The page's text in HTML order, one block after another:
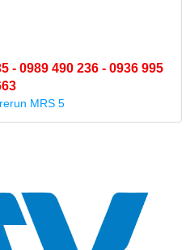
- 0989 490 236 - 0936 995
MRS 5